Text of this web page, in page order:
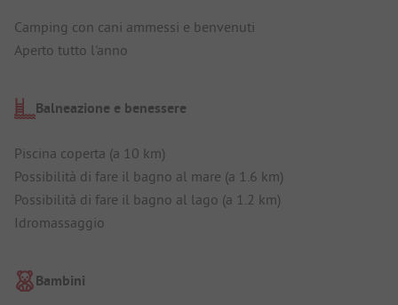
Camping con cani ammessi e benvenuti
Aperto tutto l'anno
Balneazione e benessere
Piscina coperta (a 10 km)
Possibilità di fare il bagno al mare (a 1.6 km)
Possibilità di fare il bagno al lago (a 1.2 km)
Idromassaggio
Bambini